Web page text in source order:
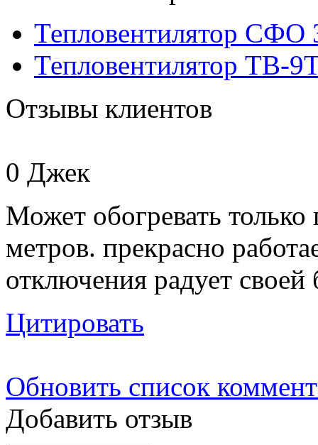
Тепловентилятор СФО
Тепловентилятор ТВ-
Отзывы клиентов
0 Джек
Может обогревать
метров. прекрасно
отключения радует своей
Цитировать
Обновить список
Добавить отзыв